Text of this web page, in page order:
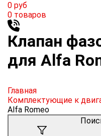
0 руб
0 товаров
Клапан
для Alfa
Главная
Комплектующие к
Alfa Romeo